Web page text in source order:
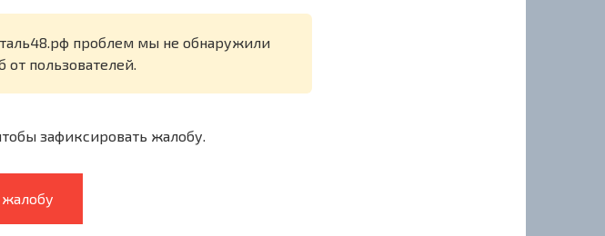
проблем мы не обнаружили
пользователей.
зафиксировать жалобу.
жалобу